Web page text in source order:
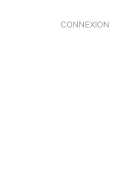
CONNEXION